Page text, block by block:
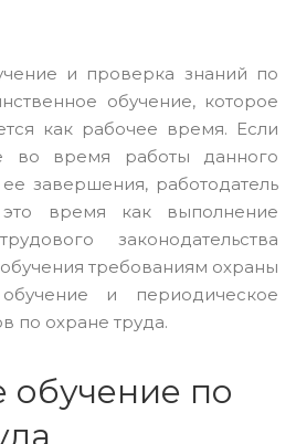
и проверка знаний по
обучение, которое
как рабочее время. Если
во время работы данного
завершения, работодатель
это время как выполнение
законодательства
требованиям охраны
и периодическое
по охране труда.
обучение по